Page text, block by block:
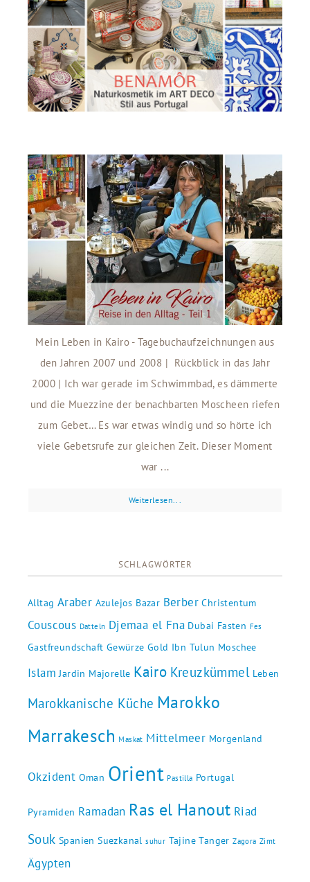
Mein Leben in Kairo - Tagebuchaufzeichnungen aus
den Jahren 2007 und 2008 | Rückblick in das Jahr
2000 | Ich war gerade im Schwimmbad, es dämmerte
und die Muezzine der benachbarten Moscheen riefen
zum Gebet… Es war etwas windig und so hörte ich
viele Gebetsrufe zur gleichen Zeit. Dieser Moment
war ...
Weiterlesen...
SCHLAGWÖRTER
Alltag Araber Azulejos Bazar Berber Christentum
Couscous Datteln Djemaa el Fna Dubai Fasten Fes
Gastfreundschaft Gewürze Gold Ibn Tulun Moschee
Islam Jardin Majorelle Kairo Kreuzkümmel Leben
Marokkanische Küche Marokko
Marrakesch Maskat Mittelmeer Morgenland
Okzident Oman Orient Pastilla Portugal
Pyramiden Ramadan Ras el Hanout Riad
Souk Spanien Suezkanal suhur Tajine Tanger Zagora Zimt
Ägypten